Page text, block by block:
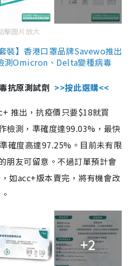
擊圖片放大
裝】香港口罩品牌Savewo推出
測Omicron、Delta變種病毒
抗原測試劑 >>按此選購<<
推出，抗疫價只要$18就買
檢測，準確度達99.03%，最快
確度高達97.25%。目前未有限
朋友可留意。不過訂單預計會
如acc+版本賣完，將有機會改
+2